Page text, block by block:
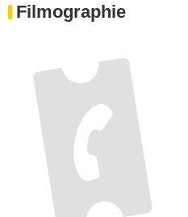
Filmographie